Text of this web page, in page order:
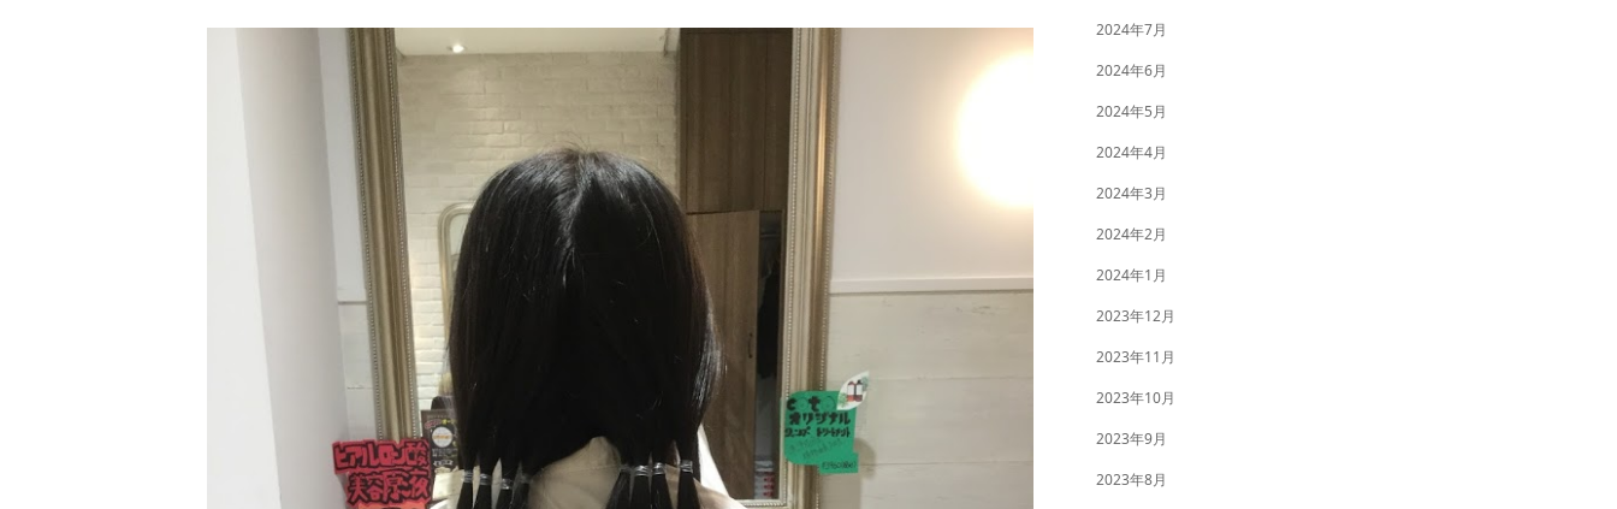
2024年7月
2024年6月
2024年5月
2024年4月
2024年3月
2024年2月
2024年1月
2023年12月
2023年11月
2023年10月
2023年9月
2023年8月